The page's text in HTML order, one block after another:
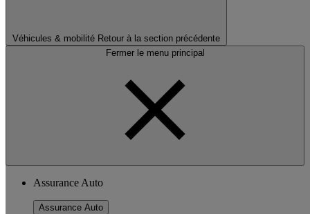
Véhicules & mobilité Retour à la section précédente
Fermer le menu principal
Assurance Auto
Assurance Auto